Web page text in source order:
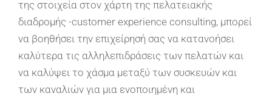
της στοιχεία στον χάρτη της πελατειακής
διαδρομής -customer experience consulting, μπορεί
να βοηθήσει την επιχείρησή σας να κατανοήσει
καλύτερα τις αλληλεπιδράσεις των πελατών και
να καλύψει το χάσμα μεταξύ των συσκευών και
των καναλιών για μια ενοποιημένη και